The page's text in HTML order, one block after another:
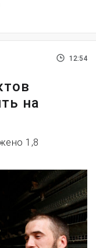
12:54
на
1,8